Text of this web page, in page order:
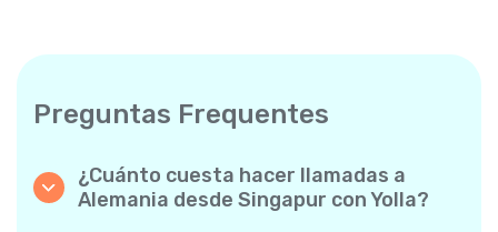
Preguntas Frequentes
¿Cuánto cuesta hacer llamadas a
Alemania desde Singapur con Yolla?